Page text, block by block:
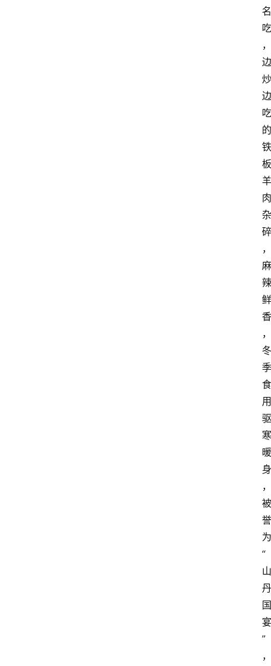
名
吃
，
边
炒
边
吃
的
铁
板
羊
肉
杂
碎
，
麻
辣
鲜
香
，
冬
季
食
用
驱
寒
暖
身
，
被
誉
为
“
山
丹
国
宴
”
，